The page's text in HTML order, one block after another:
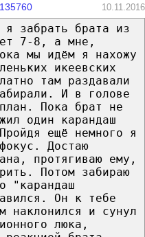
10.11.2016
забрать брата из
7-8, а мне,
мы идём я нахожу
икеевских
там раздавали
И в голове
Пока брат не
один карандаш
ещё немного я
Достаю
протягиваю ему,
Потом забираю
"карандаш
Он к тебе
наклонился и сунул
люка,